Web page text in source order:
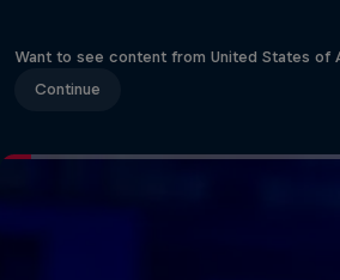
Want to see content from United States of
Continue